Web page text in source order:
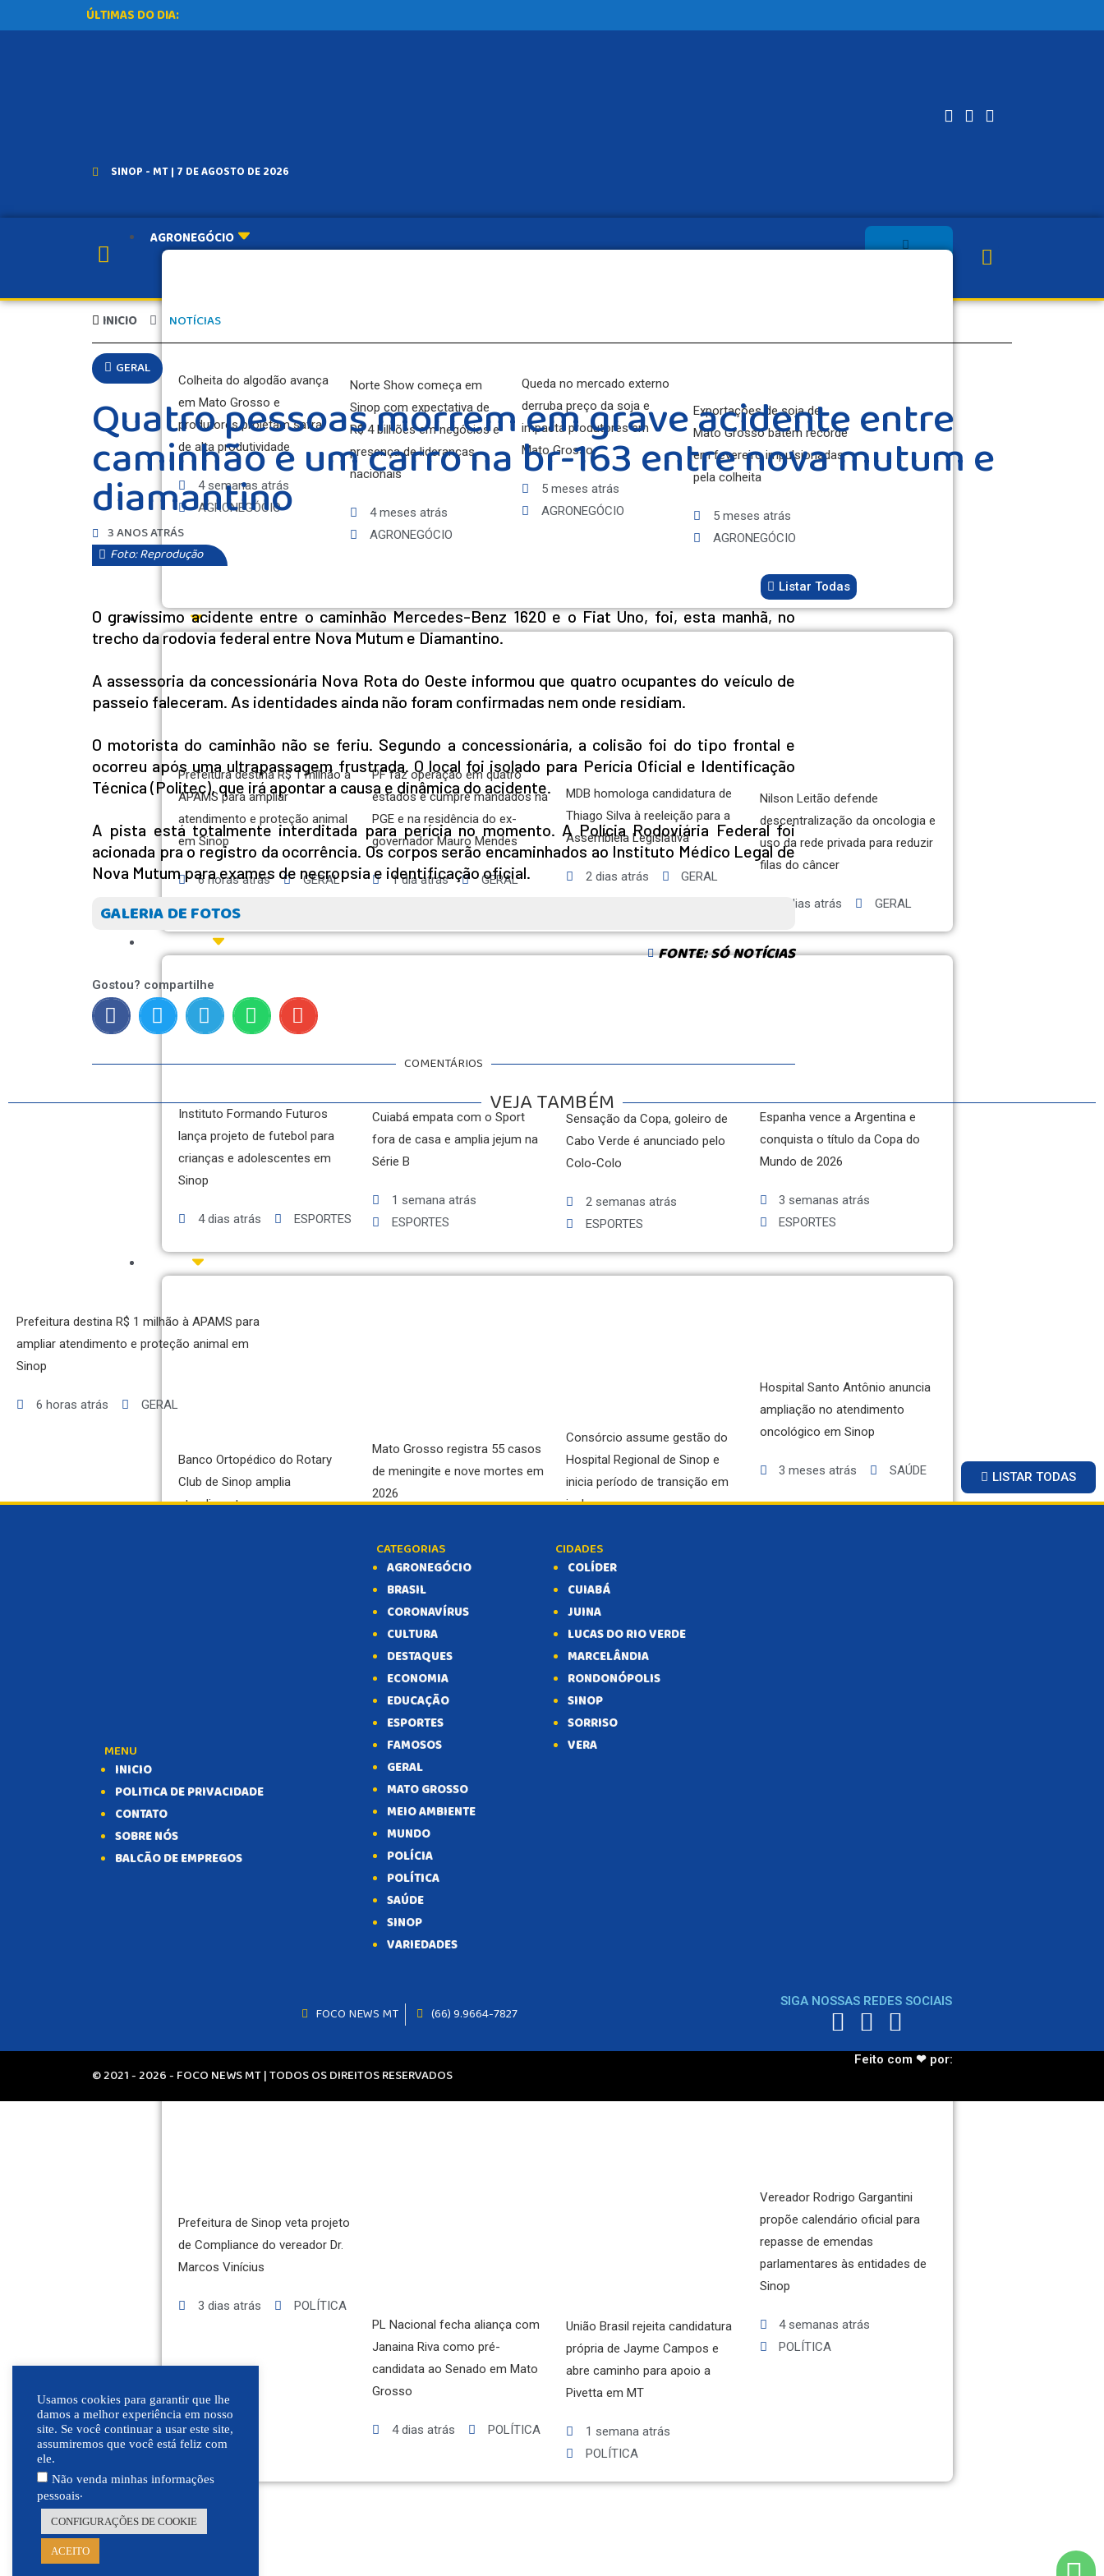
ÚLTIMAS DO DIA:
SINOP - MT | 7 DE AGOSTO DE 2026
AGRONEGÓCIO
Colheita do algodão avança
em Mato Grosso e
produtores projetam safra
de alta produtividade
4 semanas atrás
AGRONEGÓCIO
Norte Show começa em
Sinop com expectativa de
R$ 4 bilhões em negócios e
presença de lideranças
nacionais
4 meses atrás
AGRONEGÓCIO
Queda no mercado externo
derruba preço da soja e
impacta produtores em
Mato Grosso
5 meses atrás
AGRONEGÓCIO
Exportações de soja de
Mato Grosso batem recorde
em fevereiro impulsionadas
pela colheita
5 meses atrás
AGRONEGÓCIO
Listar Todas
GERAL
Prefeitura destina R$ 1 milhão à
APAMS para ampliar
atendimento e proteção animal
em Sinop
6 horas atrás GERAL
PF faz operação em quatro
estados e cumpre mandados na
PGE e na residência do ex-
governador Mauro Mendes
1 dia atrás GERAL
MDB homologa candidatura de
Thiago Silva à reeleição para a
Assembleia Legislativa
2 dias atrás GERAL
Nilson Leitão defende
descentralização da oncologia e
uso da rede privada para reduzir
filas do câncer
2 dias atrás GERAL
Instituto Formando Futuros
lança projeto de futebol para
crianças e adolescentes em
Sinop
4 dias atrás ESPORTES
Cuiabá empata com o Sport
fora de casa e amplia jejum na
Série B
1 semana atrás
ESPORTES
Sensação da Copa, goleiro de
Cabo Verde é anunciado pelo
Colo-Colo
2 semanas atrás
ESPORTES
Espanha vence a Argentina e
conquista o título da Copa do
Mundo de 2026
3 semanas atrás
ESPORTES
Banco Ortopédico do Rotary
Club de Sinop amplia
atendimento com novas
Mato Grosso registra 55 casos
de meningite e nove mortes em
2026
Consórcio assume gestão do
Hospital Regional de Sinop e
inicia período de transição em
junho
2 meses atrás
Hospital Santo Antônio anuncia
ampliação no atendimento
oncológico em Sinop
3 meses atrás SAÚDE
Sinop: Ex-PM é morto a tiros de
fuzil em empresa; caso será
investigado pela DHPP
Prefeitura de Sinop veta projeto
de Compliance do vereador Dr.
Marcos Vinícius
3 dias atrás
POLÍTICA
PL Nacional fecha aliança com
Janaina Riva como pré-
candidata ao Senado em Mato
Grosso
4 dias atrás POLÍTICA
União Brasil rejeita candidatura
própria de Jayme Campos e
abre caminho para apoio a
Pivetta em MT
1 semana atrás
POLÍTICA
Vereador Rodrigo Gargantini
propõe calendário oficial para
repasse de emendas
parlamentares às entidades de
Sinop
4 semanas atrás
POLÍTICA
BALCÃO DE EMPREGOS
INICIO NOTÍCIAS
GERAL
Quatro pessoas morrem em grave acidente entre
caminhão e um carro na br-163 entre nova mutum e
diamantino
3 ANOS ATRÁS
Foto: Reprodução
O gravíssimo acidente entre o caminhão Mercedes-Benz 1620 e o Fiat Uno, foi, esta manhã, no
trecho da rodovia federal entre Nova Mutum e Diamantino.
A assessoria da concessionária Nova Rota do Oeste informou que quatro ocupantes do veículo de
passeio faleceram. As identidades ainda não foram confirmadas nem onde residiam.
O motorista do caminhão não se feriu. Segundo a concessionária, a colisão foi do tipo frontal e
ocorreu após uma ultrapassagem frustrada. O local foi isolado para Perícia Oficial e Identificação
Técnica (Politec), que irá apontar a causa e dinâmica do acidente.
A pista está totalmente interditada para perícia no momento. A Polícia Rodoviária Federal foi
acionada pra o registro da ocorrência. Os corpos serão encaminhados ao Instituto Médico Legal de
Nova Mutum para exames de necropsia e identificação oficial.
GALERIA DE FOTOS
FONTE: SÓ NOTÍCIAS
Gostou? compartilhe
COMENTÁRIOS
VEJA TAMBÉM
Prefeitura destina R$ 1 milhão à APAMS para
ampliar atendimento e proteção animal em
Sinop
6 horas atrás GERAL
LISTAR TODAS
MENU
INICIO
POLITICA DE PRIVACIDADE
CONTATO
SOBRE NÓS
BALCÃO DE EMPREGOS
CATEGORIAS
AGRONEGÓCIO
BRASIL
CORONAVÍRUS
CULTURA
DESTAQUES
ECONOMIA
EDUCAÇÃO
ESPORTES
FAMOSOS
GERAL
MATO GROSSO
MEIO AMBIENTE
MUNDO
POLÍCIA
POLÍTICA
SAÚDE
SINOP
VARIEDADES
CIDADES
COLÍDER
CUIABÁ
JUINA
LUCAS DO RIO VERDE
MARCELÂNDIA
RONDONÓPOLIS
SINOP
SORRISO
VERA
FOCO NEWS MT (66) 9.9664-7827
SIGA NOSSAS REDES SOCIAIS
© 2021 - 2026 - FOCO NEWS MT | TODOS OS DIREITOS RESERVADOS
Feito com ❤ por:
Usamos cookies para garantir que lhe
damos a melhor experiência em nosso
site. Se você continuar a usar este site,
assumiremos que você está feliz com
ele.
Não venda minhas informações
pessoais.
CONFIGURAÇÕES DE COOKIE
ACEITO
ESPORTES
SAÚDE
MATO GROSSO
BALCÃO DE EMPREGOS